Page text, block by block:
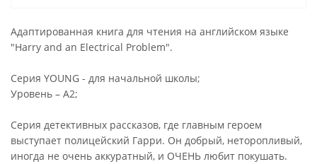
Адаптированная книга для чтения на английском языке
"Harry and an Electrical Problem".
Серия YOUNG - для начальной школы;
Уровень – А2;
Серия детективных рассказов, где главным героем
выступает полицейский Гарри. Он добрый, неторопливый,
иногда не очень аккуратный, и ОЧЕНЬ любит покушать.